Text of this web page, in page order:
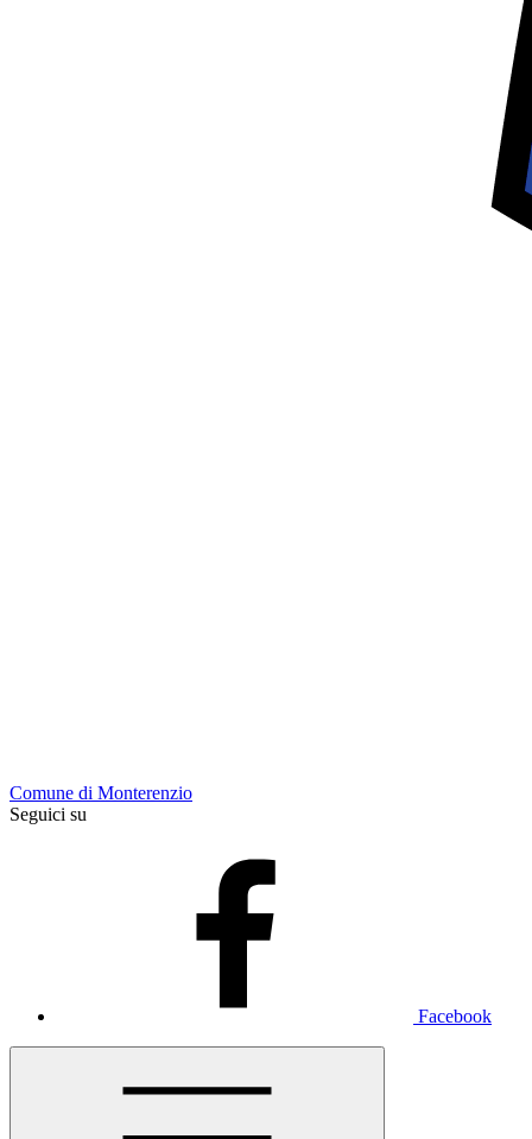
Comune di Monterenzio
Seguici su
Facebook